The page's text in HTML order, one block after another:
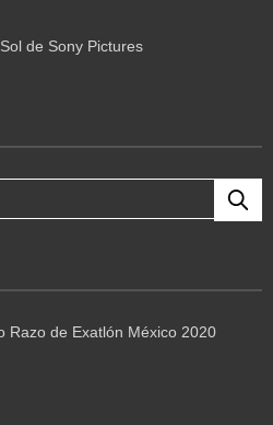
de Sony Pictures
Razo de Exatlón México 2020